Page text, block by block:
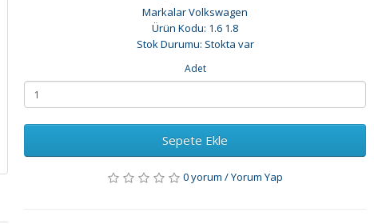
MarkalarVolkswagen
Ürün Kodu: 1.6 1.8
Stok Durumu: Stokta var
Adet
Sepete Ekle
0 yorum /Yorum Yap